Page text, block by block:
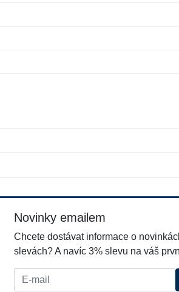
Novinky emailem
Chcete dostávat informace o
slevách? A navíc 3% slevu na váš
E-mail: